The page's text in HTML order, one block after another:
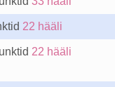
22 hääli
22 hääli